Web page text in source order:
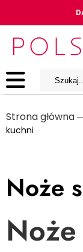
Strona główna
kuchni
Noże